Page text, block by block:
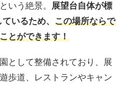
いう絶景。 展望台自体が標
いるため、 この場所ならで
とができます！
として整備されており、展
歩道、レストランやキャン